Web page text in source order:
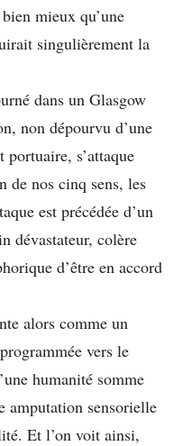
mieux qu’une
singulièrement la
dans un Glasgow
non dépourvu d’une
portuaire, s’attaque
de nos cinq sens, les
est précédée d’un
dévastateur, colère
d’être en accord
alors comme un
vers le
humanité somme
amputation sensorielle
Et l’on voit ainsi,